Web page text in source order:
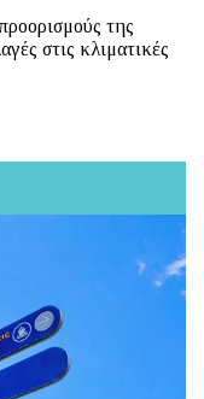
της
στις κλιματικές